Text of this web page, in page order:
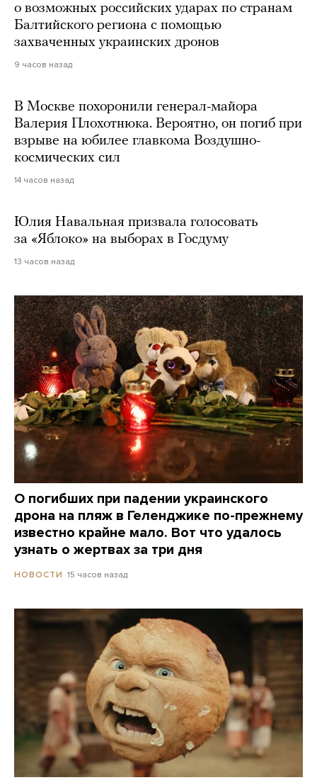
о возможных российских ударах по странам
Балтийского региона с помощью
захваченных украинских дронов
9 часов назад
В Москве похоронили генерал-майора
Валерия Плохотнюка. Вероятно, он погиб при
взрыве на юбилее главкома Воздушно-
космических сил
14 часов назад
Юлия Навальная призвала голосовать
за «Яблоко» на выборах в Госдуму
13 часов назад
О погибших при падении украинского
дрона на пляж в Геленджике по-прежнему
известно крайне мало. Вот что удалось
узнать о жертвах за три дня
НОВОСТИ 15 часов назад